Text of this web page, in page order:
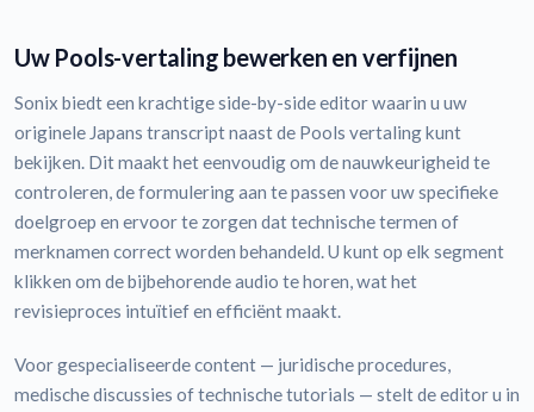
Uw Pools-vertaling bewerken en verfijnen
Sonix biedt een krachtige side-by-side editor waarin u uw
originele Japans transcript naast de Pools vertaling kunt
bekijken. Dit maakt het eenvoudig om de nauwkeurigheid te
controleren, de formulering aan te passen voor uw specifieke
doelgroep en ervoor te zorgen dat technische termen of
merknamen correct worden behandeld. U kunt op elk segment
klikken om de bijbehorende audio te horen, wat het
revisieproces intuïtief en efficiënt maakt.
Voor gespecialiseerde content — juridische procedures,
medische discussies of technische tutorials — stelt de editor u in